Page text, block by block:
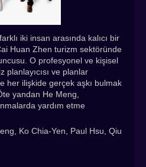
iki insan arasında kalıcı bir
Huan Zhen turizm sektöründe
O profesyonel ve kişisel
planlayıcısı ve planlar
her ilişkide gerçek aşkı bulmak
yandan He Meng,
yardım etme
bir avukattır. Asla bir dava
bir yan etkisi, mutlu bir
bu ihtimal çift ile
Or Not? Türkçe altyazılı izle!
Ko Chia-Yen, Paul Hsu, Qiu